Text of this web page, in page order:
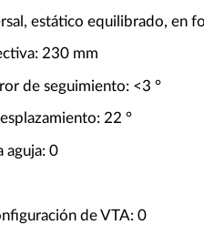
estático equilibrado, en
230 mm
de seguimiento: <3 °
22 °
aguja: 0
de VTA: 0